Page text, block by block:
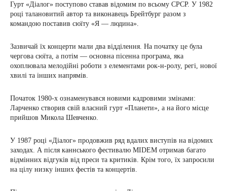
Гурт «Діалог» поступово ставав відомим по всьому СРСР. У 1982
році талановитий автор та виконавець Брейтбург разом з
командою поставив сюїту «Я — людина».
Зазвичай їх концерти мали два відділення. На початку це була
чергова сюїта, а потім — основна пісенна програма, яка
охоплювала мелодійні роботи з елементами рок-н-ролу, регі, нової
хвилі та інших напрямів.
Початок 1980-х ознаменувався новими кадровими змінами:
Ларченко створив свій власний гурт «Планети», а на його місце
прийшов Микола Шевченко.
У 1987 році «Діалог» продовжив ряд вдалих виступів на відомих
заходах. А після каннського фестивалю MIDEM отримав багато
відмінних відгуків від преси та критиків. Крім того, їх запросили
на цілу низку інших фестів та концертів.